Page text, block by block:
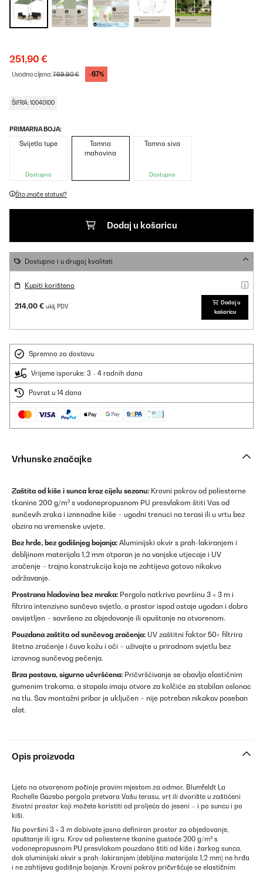
251,90 €
Uvodna cijena:769,90 € -67%
ŠIFRA: 10040100
PRIMARNA BOJA:
Svijetla tupe
Dostupno
Tamna
mahovina
Tamno siva
Dostupno
Što znače statusi?
Dodaj u košaricu
Dostupno i u drugoj kvaliteti
Kupiti korišteno
214,00 € uklj. PDV
Dodaj u
košaricu
Spremno za dostavu
Vrijeme isporuke: 3 - 4 radnih dana
Povrat u 14 dana
Vrhunske značajke
Zaštita od kiše i sunca kroz cijelu sezonu: Krovni pokrov od poliesterne
tkanine 200 g/m² s vodonepropusnom PU presvlakom štiti Vas od
sunčevih zraka i iznenadne kiše – ugodni trenuci na terasi ili u vrtu bez
obzira na vremenske uvjete.
Bez hrđe, bez godišnjeg bojanja: Aluminijski okvir s prah-lakiranjem i
debljinom materijala 1,2 mm otporan je na vanjske utjecaje i UV
zračenje – trajna konstrukcija koja ne zahtijeva gotovo nikakvo
održavanje.
Prostrana hladovina bez mraka: Pergola natkriva površinu 3 × 3 m i
filtrira intenzivno sunčevo svjetlo, a prostor ispod ostaje ugodan i dobro
osvijetljen – savršeno za objedovanje ili opuštanje na otvorenom.
Pouzdana zaštita od sunčevog zračenja: UV zaštitni faktor 50+ filtrira
štetno zračenje i čuva kožu i oči – uživajte u prirodnom svjetlu bez
izravnog sunčevog pečenja.
Brza postava, sigurno učvršćena: Pričvršćivanje se obavlja elastičnim
gumenim trakama, a stopala imaju otvore za kolčiće za stabilan oslonac
na tlu. Sav montažni pribor je uključen – nije potreban nikakav poseban
alat.
Opis proizvoda
Ljeto na otvorenom počinje pravim mjestom za odmor. Blumfeldt La
Rochelle Gazebo pergola pretvara Vašu terasu, vrt ili dvorište u zaštićeni
životni prostor koji možete koristiti od proljeća do jeseni – i po suncu i po
kiši.
Na površini 3 × 3 m dobivate jasno definiran prostor za objedovanje,
opuštanje ili igru. Krov od poliesterne tkanine gustoće 200 g/m² s
vodonepropusnom PU presvlakom pouzdano štiti od kiše i žarkog sunca,
dok aluminijski okvir s prah-lakiranjem (debljina materijala 1,2 mm) ne hrđa
i ne zahtijeva godišnje bojanje. Krovni pokrov pričvršćuje se elastičnim